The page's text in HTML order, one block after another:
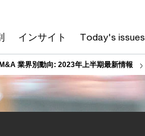
インサイト Today's issues
業界別動向: 2023年上半期最新情報